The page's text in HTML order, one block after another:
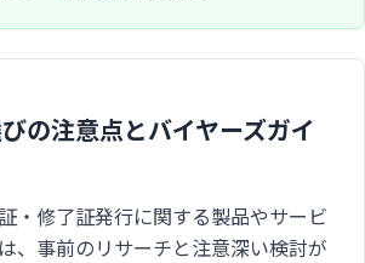
の注意点とバイヤーズガイ
・修了証発行に関する製品やサービ
、事前のリサーチと注意深い検討が